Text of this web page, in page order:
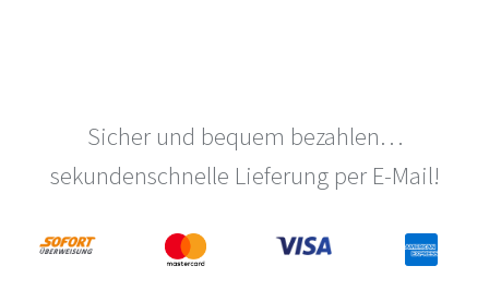
Sicher und bequem bezahlen…
sekundenschnelle Lieferung per E-Mail!